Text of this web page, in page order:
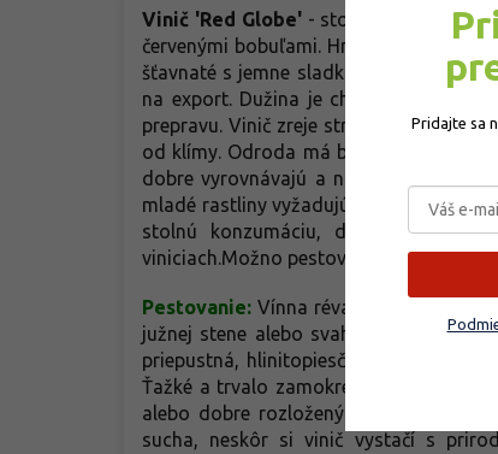
Vinič 'Red Globe' - stolová odroda
červenými bobuľami. Hrozno je veľké a
šťavnaté s jemne sladkou, ovocnou,
na export. Dužina je chrumkavá a
prepravu. Vinič zreje stredne neskoro,
od klímy. Odroda má bujný rast, dobre
dobre vyrovnávajú a nie sú náchylné
mladé rastliny vyžadujú ochranu proti
stolnú konzumáciu, dekoratívny
viniciach.Možno pestovať aj v kvetináči.
Pestovanie: Vínna réva najlepšie
južnej stene alebo svahu, kde má
priepustná, hlinitopiesčitá až hlinitá, s
Ťažké a trvalo zamokrené pôdy réva
alebo dobre rozloženým hnojom.
sucha, neskôr si vinič vystačí s
Pridajte sa